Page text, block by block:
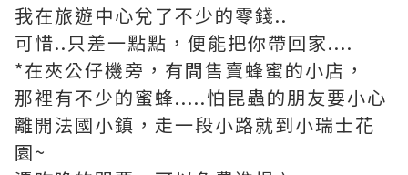
我在旅遊中心兌了不少的零錢..
可惜..只差一點點，便能把你帶回家....
*在夾公仔機旁，有間售賣蜂蜜的小店，
那裡有不少的蜜蜂.....怕昆蟲的朋友要小心
離開法國小鎮，走一段小路就到小瑞士花
園~